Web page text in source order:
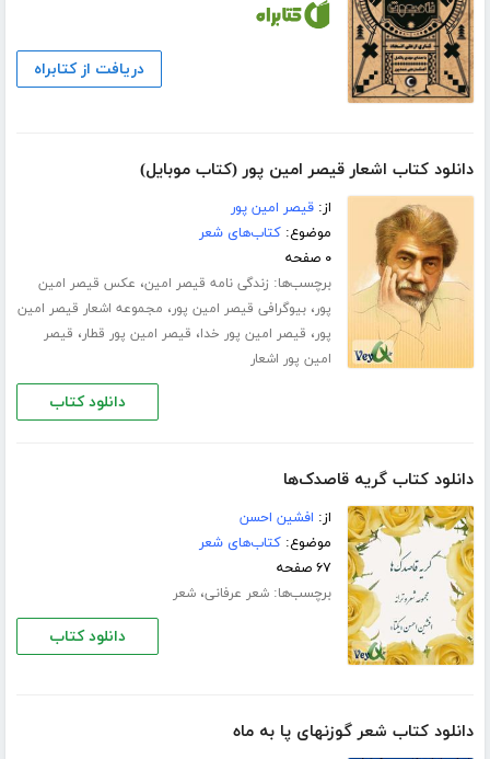
دریافت از کتابراه
دانلود کتاب اشعار قیصر امین پور (کتاب موبایل)
از:قیصر امین پور
موضوع:کتاب‌های شعر
۰ صفحه
برچسب‌ها: زندگی نامه قیصر امین، عکس قیصر امین
پور،بیوگرافی قیصر امین پور، مجموعه اشعار قیصر امین
پور، قیصر امین پور خدا، قیصر امین پور قطار، قیصر
امین پور اشعار
دانلود کتاب
دانلود کتاب گریه قاصدک‌ها
از: افشین احسن
موضوع:کتاب‌های شعر
۶۷ صفحه
برچسب‌ها:شعر عرفانی،شعر
دانلود کتاب
دانلود کتاب شعر گوزنهای پا به ماه